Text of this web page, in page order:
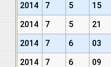
2014
7 5 15
2014
7 5 21
2014
7 6 03
2014
7 6 09